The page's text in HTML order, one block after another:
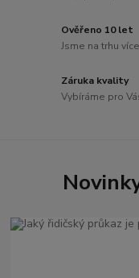
Ověřeno 10 let
Jsme na trhu
Záruka kvality
Vybíráme pro